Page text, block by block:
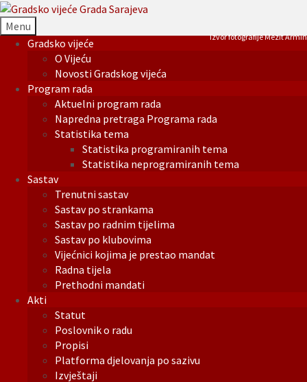
Menu
Gradsko vijeće
O Vijeću
Novosti Gradskog vijeća
Program rada
Aktuelni program rada
Napredna pretraga Programa rada
Statistika tema
Statistika programiranih tema
Statistika neprogramiranih tema
Sastav
Trenutni sastav
Sastav po strankama
Sastav po radnim tijelima
Sastav po klubovima
Vijećnici kojima je prestao mandat
Radna tijela
Prethodni mandati
Akti
Statut
Poslovnik o radu
Propisi
Platforma djelovanja po sazivu
Izvještaji
Izvor fotografije Mezit Armin